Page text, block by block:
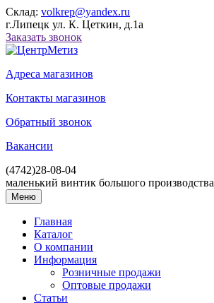
Склад: volkrep@yandex.ru
г.Липецк ул. К. Цеткин, д.1а
Заказать звонок
Адреса магазинов
Контакты магазинов
Обратный звонок
Вакансии
(4742)28-08-04
маленький винтик большого производства
Меню
Главная
Каталог
О компании
Информация
Розничные продажи
Оптовые продажи
Статьи